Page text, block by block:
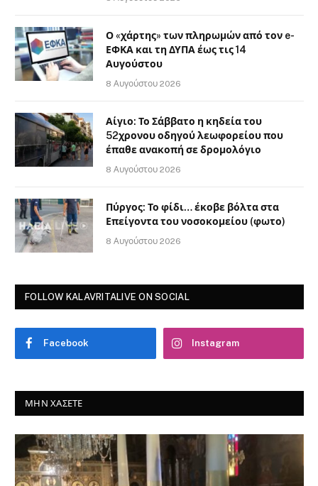
Ο «χάρτης» των πληρωμών από τον e-
ΕΦΚΑ και τη ΔΥΠΑ έως τις 14
Αυγούστου
8 Αυγούστου 2026
Αίγιο: Το Σάββατο η κηδεία του
52χρονου οδηγού λεωφορείου που
έπαθε ανακοπή σε δρομολόγιο
8 Αυγούστου 2026
Πύργος: Το φίδι… έκοβε βόλτα στα
Επείγοντα του νοσοκομείου (φωτο)
8 Αυγούστου 2026
FOLLOW KALAVRITALIVE ON SOCIAL
Facebook Instagram
ΜΗΝ ΧΆΣΕΤΕ